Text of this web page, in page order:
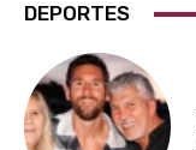
DEPORTES